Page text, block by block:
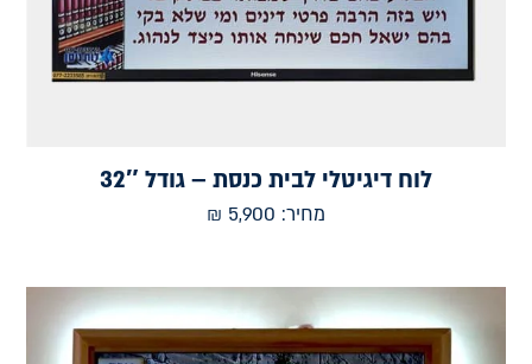
לוח דיגיטלי לבית כנסת – גודל 32″
מחיר: 5,900
₪